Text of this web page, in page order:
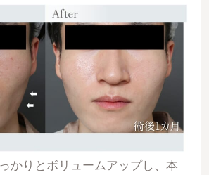
かりとボリュームアップし、本